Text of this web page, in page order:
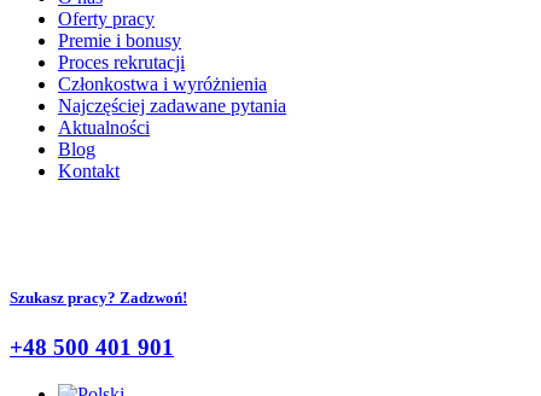
Oferty pracy
Premie i bonusy
Proces rekrutacji
Członkostwa i wyróżnienia
Najczęściej zadawane pytania
Aktualności
Blog
Kontakt
Szukasz pracy? Zadzwoń!
+48 500 401 901